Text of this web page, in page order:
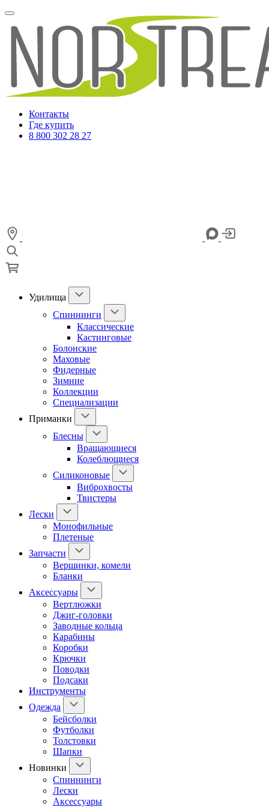
Контакты
Где купить
8 800 302 28 27
Удилища
Спиннинги
Классические
Кастинговые
Болонские
Маховые
Фидерные
Зимние
Коллекции
Специализации
Приманки
Блесны
Вращающиеся
Колеблющиеся
Силиконовые
Виброхвосты
Твистеры
Лески
Монофильные
Плетеные
Запчасти
Вершинки, комели
Бланки
Аксессуары
Вертлюжки
Джиг-головки
Заводные кольца
Карабины
Коробки
Крючки
Поводки
Подсаки
Инструменты
Одежда
Бейсболки
Футболки
Толстовки
Шапки
Новинки
Спиннинги
Лески
Аксессуары